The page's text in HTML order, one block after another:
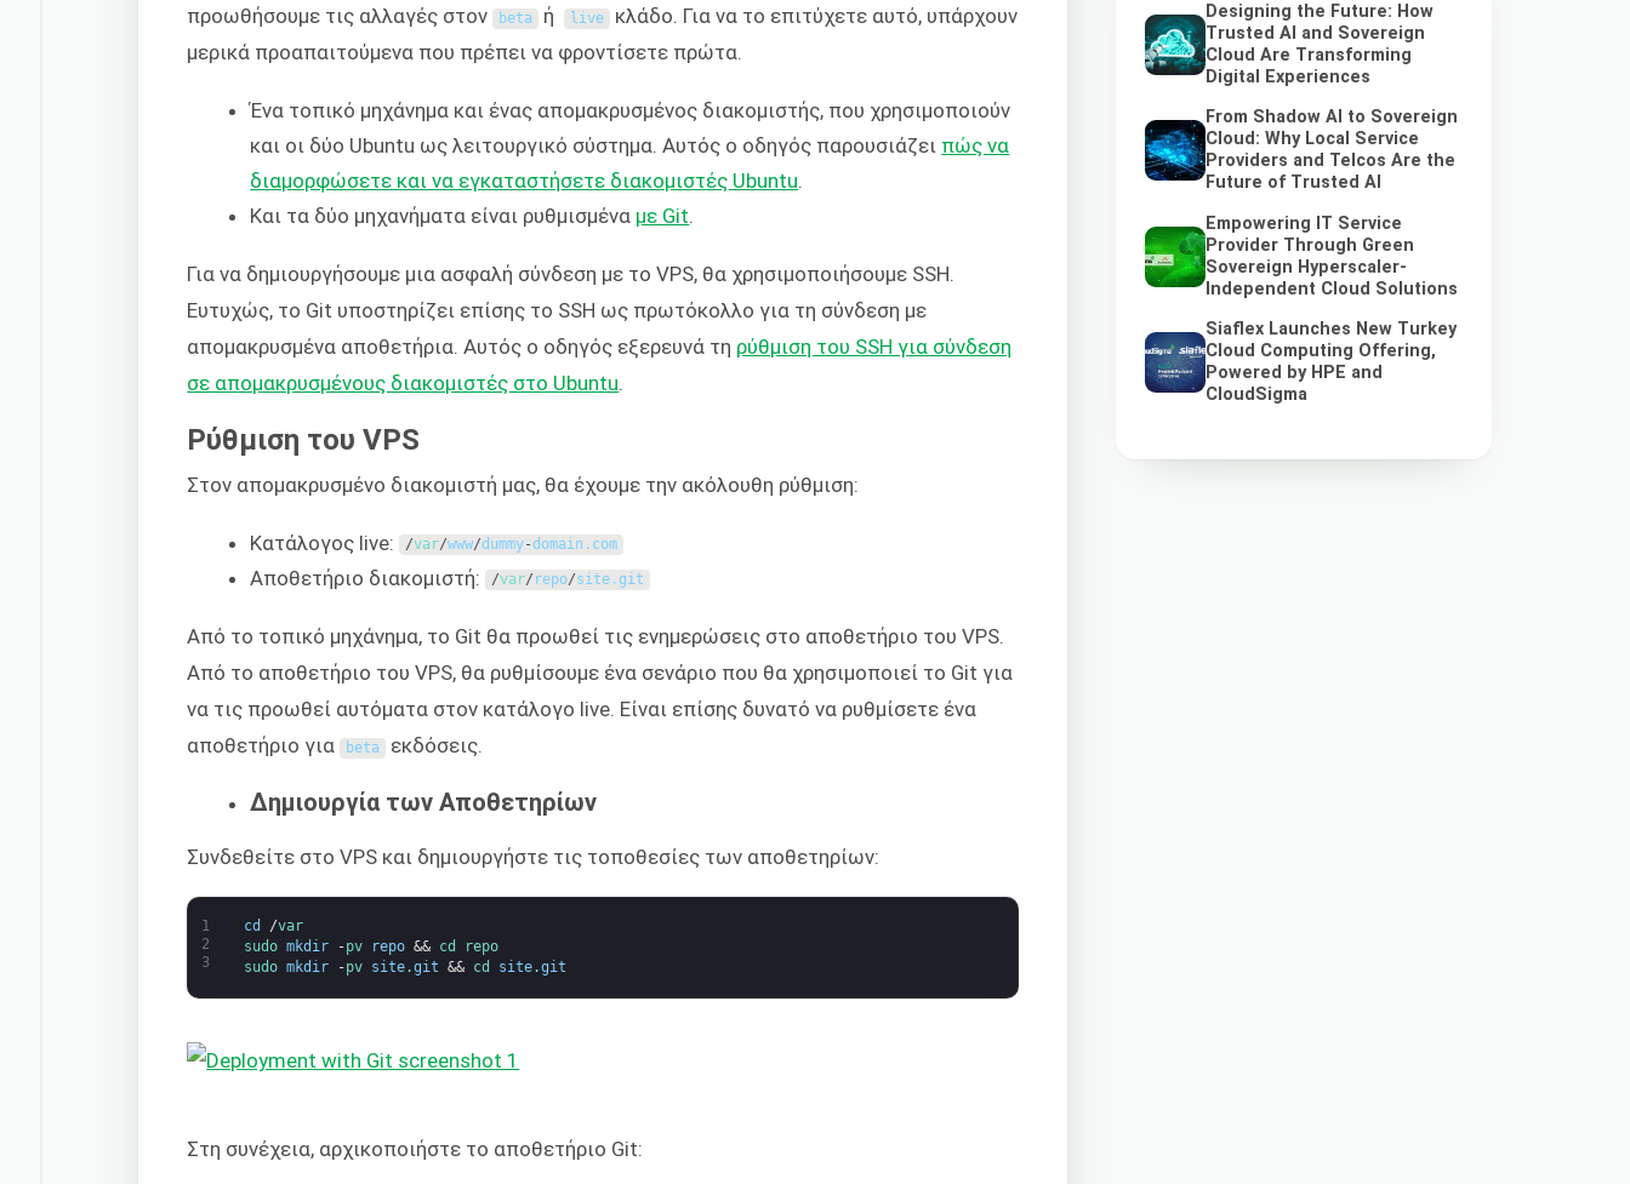
προωθήσουμε τις αλλαγές στον beta ή live κλάδο. Για να το επιτύχετε αυτό, υπάρχουν
μερικά προαπαιτούμενα που πρέπει να φροντίσετε πρώτα.
Ένα τοπικό μηχάνημα και ένας απομακρυσμένος διακομιστής, που χρησιμοποιούν
και οι δύο Ubuntu ως λειτουργικό σύστημα. Αυτός ο οδηγός παρουσιάζει πώς να
διαμορφώσετε και να εγκαταστήσετε διακομιστές Ubuntu
Και τα δύο μηχανήματα είναι ρυθμισμένα με Git
Για να δημιουργήσουμε μια ασφαλή σύνδεση με το VPS, θα χρησιμοποιήσουμε SSH.
Ευτυχώς, το Git υποστηρίζει επίσης το SSH ως πρωτόκολλο για τη σύνδεση με
απομακρυσμένα αποθετήρια. Αυτός ο οδηγός εξερευνά τη ρύθμιση του SSH για σύνδεση
σε απομακρυσμένους διακομιστές στο Ubuntu.
Ρύθμιση του VPS
Στον απομακρυσμένο διακομιστή μας, θα έχουμε την ακόλουθη ρύθμιση:
Κατάλογος live: /var/www/dummy-domain . com
Αποθετήριο διακομιστή: /var/ repo/site .git
Από το τοπικό μηχάνημα, το Git θα προωθεί τις ενημερώσεις στο αποθετήριο του VPS.
Από το αποθετήριο του VPS, θα ρυθμίσουμε ένα σενάριο που θα χρησιμοποιεί το Git για
να τις προωθεί αυτόματα στον κατάλογο live. Είναι επίσης δυνατό να ρυθμίσετε ένα
αποθετήριο για beta εκδόσεις.
Δημιουργία των Αποθετηρίων
Συνδεθείτε στο VPS και δημιουργήστε τις τοποθεσίες των αποθετηρίων:
1
2
3
cd /var
sudo mkdir -pv repo && cd
repo
sudo mkdir -pv site.git && cd site.git
Στη συνέχεια, αρχικοποιήστε το αποθετήριο Git:
Designing the Future: How
Trusted AI and Sovereign
Cloud Are Transforming
Digital Experiences
From Shadow AI to Sovereign
Cloud: Why Local Service
Providers and Telcos Are the
Future of Trusted AI
Empowering IT Service
Provider Through Green
Sovereign Hyperscaler-
Independent Cloud Solutions
Siaflex Launches New Turkey
Cloud Computing Offering,
Powered by HPE and
CloudSigma